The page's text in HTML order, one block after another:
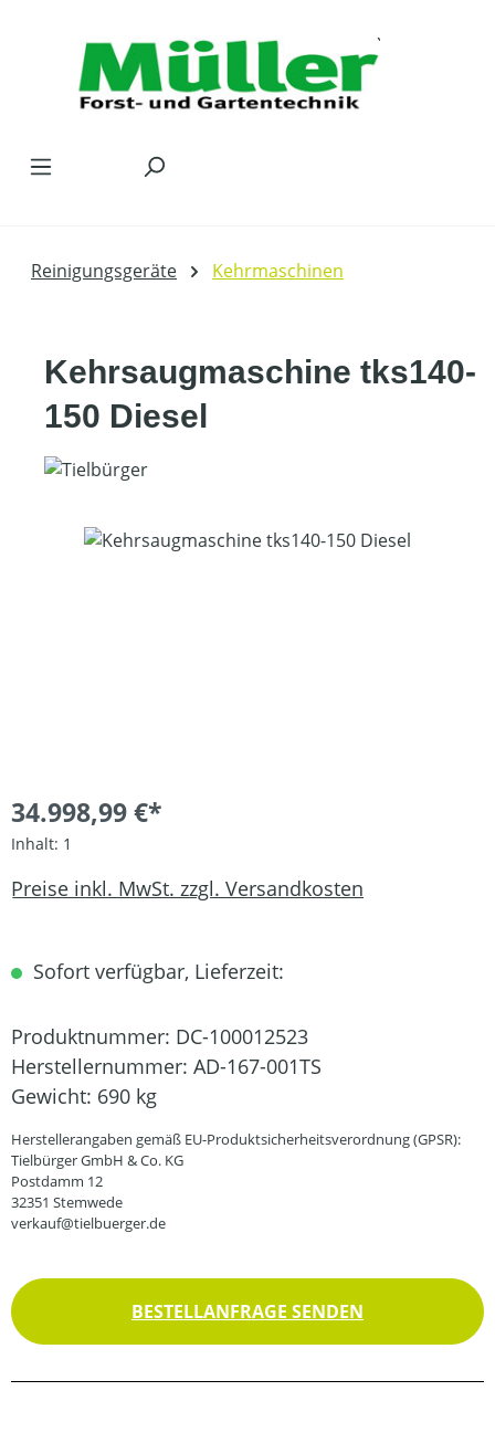
Reinigungsgeräte Kehrmaschinen
Kehrsaugmaschine tks140-
150 Diesel
Bildergalerie überspringen
34.998,99 €*
Inhalt: 1
Preise inkl. MwSt. zzgl. Versandkosten
Sofort verfügbar, Lieferzeit:
Produktnummer: DC-100012523
Herstellernummer: AD-167-001TS
Gewicht: 690 kg
Herstellerangaben gemäß EU-Produktsicherheitsverordnung (GPSR):
Tielbürger GmbH & Co. KG
Postdamm 12
32351 Stemwede
verkauf@tielbuerger.de
BESTELLANFRAGE SENDEN